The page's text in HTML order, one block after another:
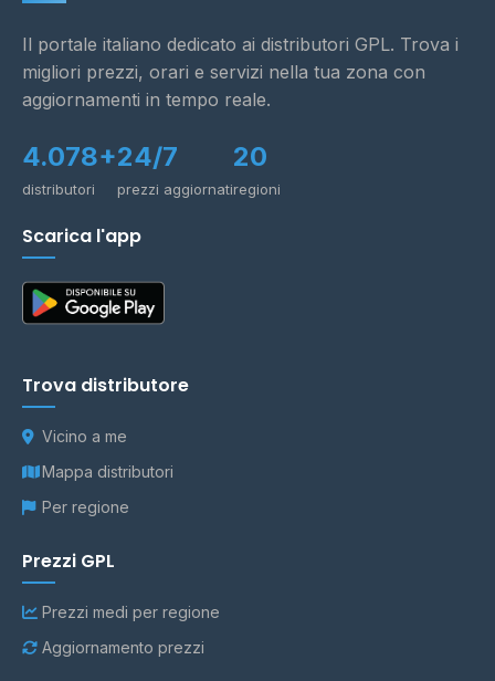
Il portale italiano dedicato ai distributori GPL. Trova i
migliori prezzi, orari e servizi nella tua zona con
aggiornamenti in tempo reale.
4.078+
distributori
24/7
prezzi aggiornati
20
regioni
Scarica l'app
Trova distributore
Vicino a me
Mappa distributori
Per regione
Prezzi GPL
Prezzi medi per regione
Aggiornamento prezzi